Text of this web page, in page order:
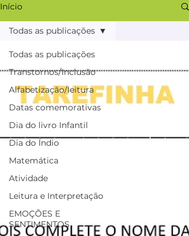
Início
Todas as publicações
Transtornos/Inclusão
Alfabetização/leitura
Datas comemorativas
Dia do livro Infantil
Dia do Índio
Matemática
Atividade
Leitura e Interpretação
EMOÇÕES E
SENTIMENTOS
Todas as publicações